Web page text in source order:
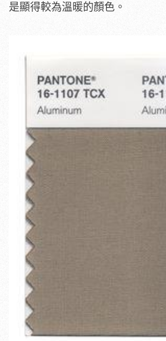
是顯得較為溫暖的顏色。